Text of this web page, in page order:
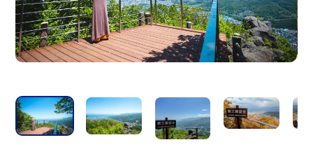
●숙박시설 등 상호할인
시설을 이용한 것을 알 수 있는 것을 창구
에서 제시하면 로프웨이 왕복권을 할인 요
금으로 승차할 수 있습니다.